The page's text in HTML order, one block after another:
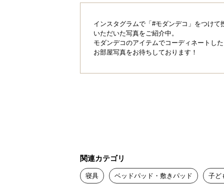
インスタグラムで「#モダンデコ」をつけて
いただいた写真をご紹介中。
モダンデコのアイテムでコーディネートし
お部屋写真をお待ちしております！
関連カテゴリ
寝具 ベッドパッド・敷きパッド 子ど